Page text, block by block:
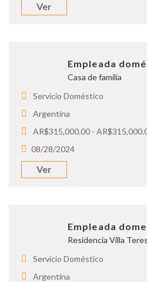
Ver
Empleada
Casa de familia
Servicio Doméstico
Argentina
AR$315,000.00 -
08/28/2024
Ver
Empleada
Residencia Villa
Servicio Doméstico
Argentina